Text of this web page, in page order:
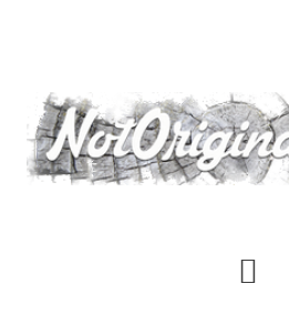
principal